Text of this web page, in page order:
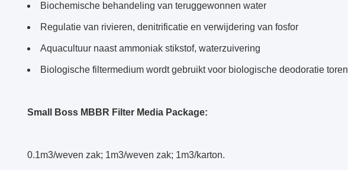
Biochemische behandeling van teruggewonnen water
Regulatie van rivieren, denitrificatie en verwijdering van fosfor
Aquacultuur naast ammoniak stikstof, waterzuivering
Biologische filtermedium wordt gebruikt voor biologische deodoratie toren
Small Boss MBBR Filter Media Package:
0.1m3/weven zak; 1m3/weven zak; 1m3/karton.